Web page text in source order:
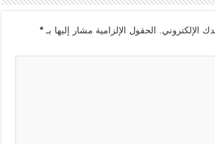
الإلكتروني. الحقول الإلزامية مشار إليها بـ*